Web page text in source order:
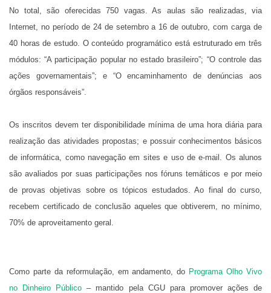
No total, são oferecidas 750 vagas. As aulas são realizadas, via
Internet, no período de 24 de setembro a 16 de outubro, com carga de
40 horas de estudo. O conteúdo programático está estruturado em três
módulos: “A participação popular no estado brasileiro”; “O controle das
ações governamentais”; e “O encaminhamento de denúncias aos
órgãos responsáveis”.
Os inscritos devem ter disponibilidade mínima de uma hora diária para
realização das atividades propostas; e possuir conhecimentos básicos
de informática, como navegação em sites e uso de e-mail. Os alunos
são avaliados por suas participações nos fóruns temáticos e por meio
de provas objetivas sobre os tópicos estudados. Ao final do curso,
recebem certificado de conclusão aqueles que obtiverem, no mínimo,
70% de aproveitamento geral.
Como parte da reformulação, em andamento, do Programa Olho Vivo
no Dinheiro Público – mantido pela CGU para promover ações de